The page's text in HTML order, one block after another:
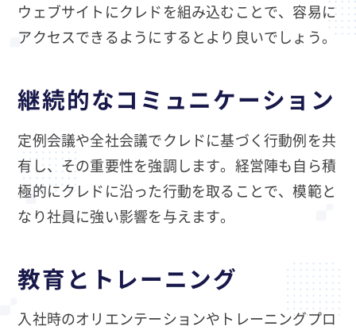
ウェブサイトにクレドを組み込むことで、容易に
アクセスできるようにするとより良いでしょう。
継続的なコミュニケーション
定例会議や全社会議でクレドに基づく行動例を共
有し、その重要性を強調します。経営陣も自ら積
極的にクレドに沿った行動を取ることで、模範と
なり社員に強い影響を与えます。
教育とトレーニング
入社時のオリエンテーションやトレーニングプロ